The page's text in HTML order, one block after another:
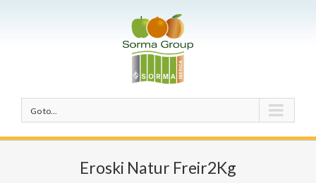
Go to...
Eroski Natur Freir2Kg